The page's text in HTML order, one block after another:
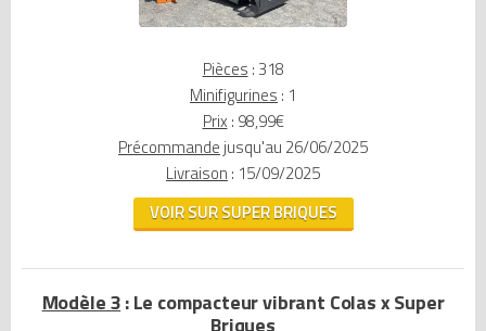
Pièces : 318
Minifigurines : 1
Prix : 98,99€
Précommande jusqu'au 26/06/2025
Livraison : 15/09/2025
VOIR SUR SUPER BRIQUES
Modèle 3: Le compacteur vibrant Colas x Super
Briques